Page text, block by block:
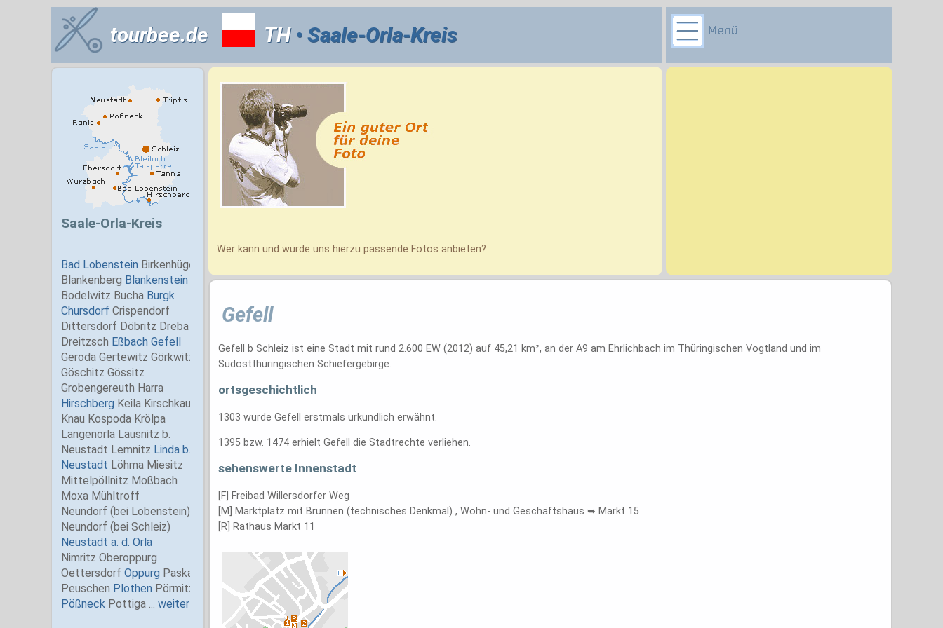
tourbee.de TH• Saale-Orla-Kreis
Wer kann und würde uns hierzu passende Fotos anbieten?
Gefell
Gefell b Schleiz ist eine Stadt mit rund 2.600 EW (2012) auf 45,21 km², an der A9 am Ehrlichbach im Thüringischen Vogtland und im
Südostthüringischen Schiefergebirge.
ortsgeschichtlich
1303 wurde Gefell erstmals urkundlich erwähnt.
1395 bzw. 1474 erhielt Gefell die Stadtrechte verliehen.
sehenswerte Innenstadt
[F] Freibad Willersdorfer Weg
[M] Marktplatz mit Brunnen (technisches Denkmal) , Wohn- und Geschäftshaus ➥ Markt 15
[R] Rathaus Markt 11